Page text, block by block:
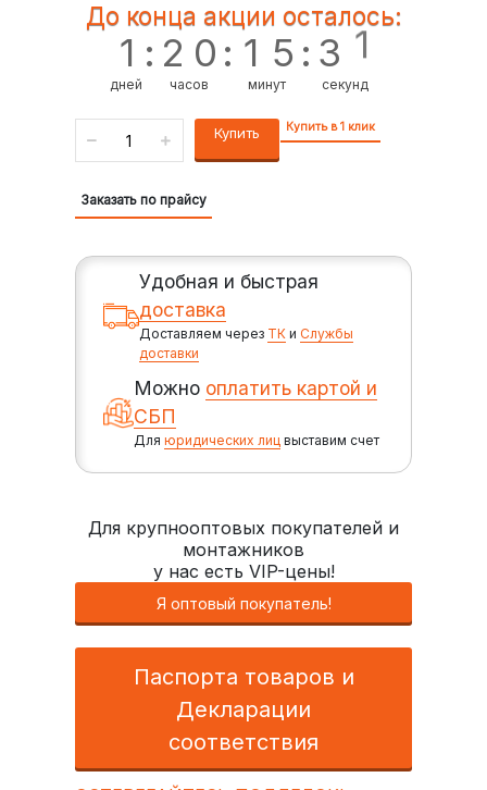
До конца акции осталось:
1
дней
: 2 0
часов
: 1 5
минут
: 3
1
0
секунд
Купить Купить в 1 клик
Заказать по прайсу
Удобная и быстрая
доставка
Доставляем через ТК иСлужбы
доставки
Можно оплатить картой и
СБП
Дляюридических лиц выставим счет
Для крупнооптовых покупателей и
монтажников
у нас есть VIP-цены!
Я оптовый покупатель!
Паспорта товаров и
Декларации
соответствия